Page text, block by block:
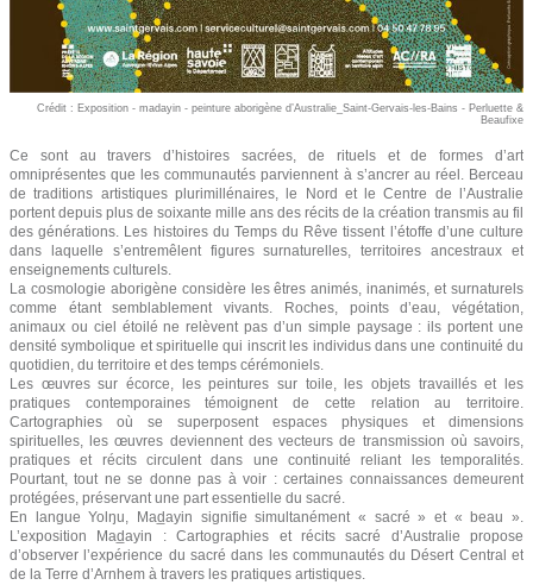
Crédit : Exposition - madayin - peinture aborigène d’Australie_Saint-Gervais-les-Bains - Perluette &
Beaufixe
Ce sont au travers d’histoires sacrées, de rituels et de formes d’art
omniprésentes que les communautés parviennent à s’ancrer au réel. Berceau
de traditions artistiques plurimillénaires, le Nord et le Centre de l’Australie
portent depuis plus de soixante mille ans des récits de la création transmis au fil
des générations. Les histoires du Temps du Rêve tissent l’étoffe d’une culture
dans laquelle s’entremêlent figures surnaturelles, territoires ancestraux et
enseignements culturels.
La cosmologie aborigène considère les êtres animés, inanimés, et surnaturels
comme étant semblablement vivants. Roches, points d’eau, végétation,
animaux ou ciel étoilé ne relèvent pas d’un simple paysage : ils portent une
densité symbolique et spirituelle qui inscrit les individus dans une continuité du
quotidien, du territoire et des temps cérémoniels.
Les œuvres sur écorce, les peintures sur toile, les objets travaillés et les
pratiques contemporaines témoignent de cette relation au territoire.
Cartographies où se superposent espaces physiques et dimensions
spirituelles, les œuvres deviennent des vecteurs de transmission où savoirs,
pratiques et récits circulent dans une continuité reliant les temporalités.
Pourtant, tout ne se donne pas à voir : certaines connaissances demeurent
protégées, préservant une part essentielle du sacré.
En langue Yolŋu, Mad̲ayin signifie simultanément « sacré » et « beau ».
L’exposition Mad̲ayin : Cartographies et récits sacré d’Australie propose
d’observer l’expérience du sacré dans les communautés du Désert Central et
de la Terre d’Arnhem à travers les pratiques artistiques.